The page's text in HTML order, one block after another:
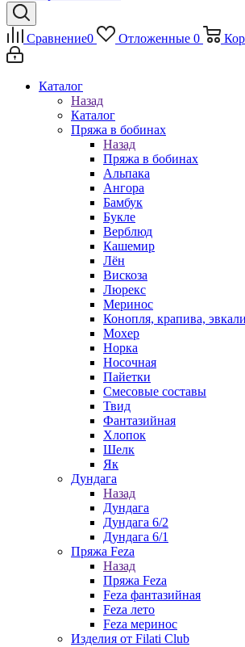
Сравнение0 Отложенные 0
Каталог
Назад
Каталог
Пряжа в бобинах
Назад
Пряжа в бобинах
Альпака
Ангора
Бамбук
Букле
Верблюд
Кашемир
Лён
Вискоза
Люрекс
Меринос
Конопля, крапива,
Мохер
Норка
Носочная
Пайетки
Смесовые составы
Твид
Фантазийная
Хлопок
Шелк
Як
Дундага
Назад
Дундага
Дундага 6/2
Дундага 6/1
Пряжа Feza
Назад
Пряжа Feza
Feza фантазийная
Feza лето
Feza меринос
Изделия от Filati Club